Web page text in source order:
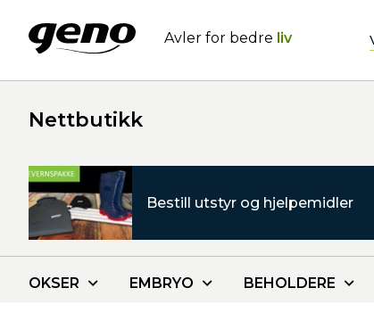
Avler for bedre liv
Nettbutikk
Bestill utstyr og hjelpemidler
OKSER EMBRYO BEHOLDERE